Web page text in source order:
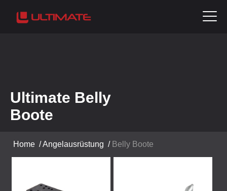
Ultimate Belly
Boote
Home /Angelausrüstung / Belly Boote